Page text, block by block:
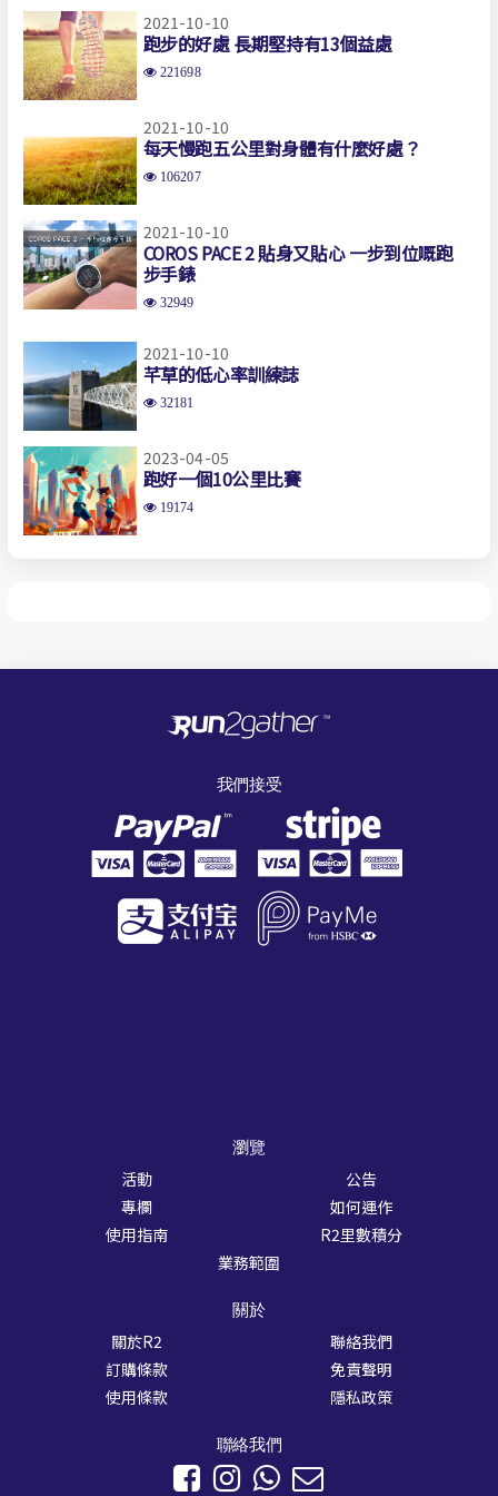
2021-10-10
跑步的好處 長期堅持有13個益處
221698
2021-10-10
每天慢跑五公里對身體有什麼好處？
106207
2021-10-10
COROS PACE 2 貼身又貼心 一步到位嘅跑
步手錶
32949
2021-10-10
芊草的低心率訓練誌
32181
2023-04-05
跑好一個10公里比賽
19174
我們接受
瀏覽
活動
公告
專欄
如何運作
使用指南
R2里數積分
業務範圍
關於
關於R2
聯絡我們
訂購條款
免責聲明
使用條款
隱私政策
聯絡我們